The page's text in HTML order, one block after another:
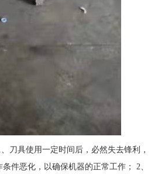
刀具使用一定时间后，必然失去锋利，
件恶化，以确保机器的正常工作； 2、